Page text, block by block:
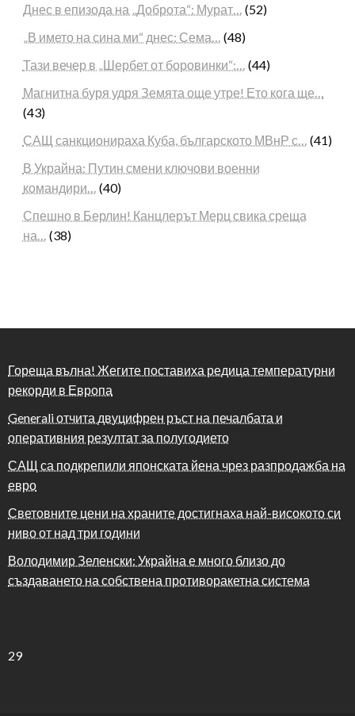
Днес в епизода на „Доброта“: Мурат… (52)
„В името на сина ми“ днес: Сема… (48)
Тази вечер в „Шербет от боровинки“:… (44)
Магнитна буря удря Земята още утре! Ето кога ще…
(43)
САЩ санкционираха Куба, българското МВнР с… (41)
В Украйна: Путин смени ключови военни
командири… (40)
Спешно в Берлин! Канцлерът Мерц свика среща
на… (38)
Гореща вълна! Жегите поставиха редица температурни
рекорди в Европа
Generali отчита двуцифрен ръст на печалбата и
оперативния резултат за полугодието
САЩ са подкрепили японската йена чрез разпродажба на
евро
Световните цени на храните достигнаха най-високото си
ниво от над три години
Володимир Зеленски: Украйна е много близо до
създаването на собствена противоракетна система
29